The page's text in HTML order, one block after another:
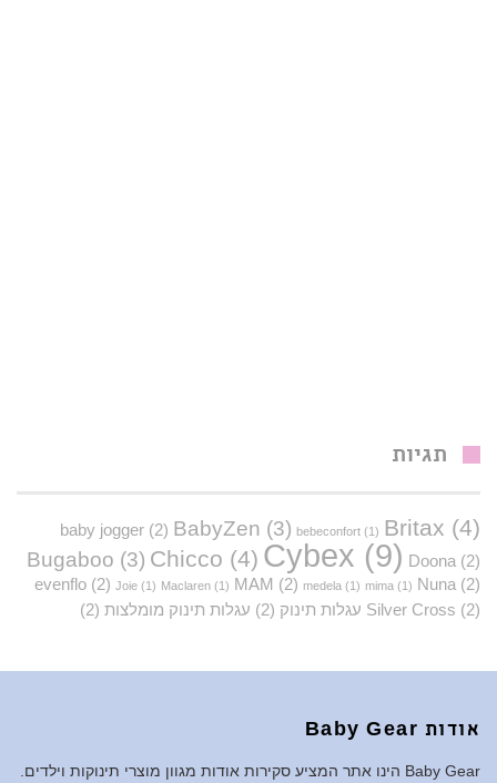
תגיות
baby jogger (2) BabyZen (3) bebeconfort (1) Britax (4)
Bugaboo (3) Chicco (4) Cybex (9) Doona (2)
evenflo (2) Joie (1) Maclaren (1) MAM (2) medela (1) mima (1) Nuna (2)
Silver Cross (2) עגלות תינוק (2) עגלות תינוק מומלצות (2)
אודות Baby Gear
Baby Gear הינו אתר המציע סקירות אודות מגוון מוצרי תינוקות וילדים.